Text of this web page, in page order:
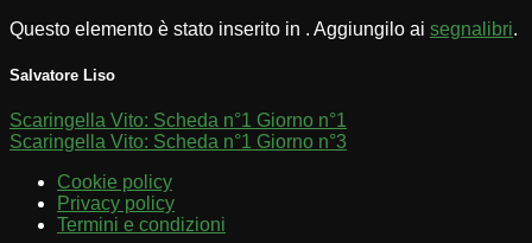
Questo elemento è stato inserito in . Aggiungilo ai segnalibri.
Salvatore Liso
Scaringella Vito: Scheda n°1 Giorno n°1
Scaringella Vito: Scheda n°1 Giorno n°3
Cookie policy
Privacy policy
Termini e condizioni